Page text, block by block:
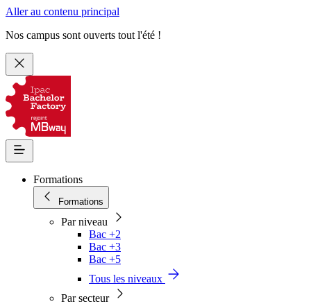
Aller au contenu principal
Nos campus sont ouverts tout l'été !
Formations
Formations
Par niveau
Bac +2
Bac +3
Bac +5
Tous les niveaux
Par secteur